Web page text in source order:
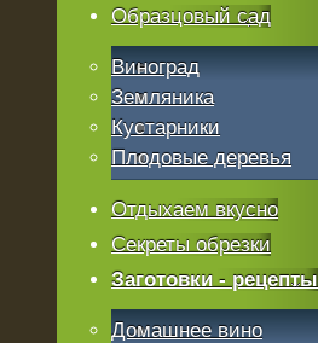
Образцовый сад
Виноград
Земляника
Кустарники
Плодовые деревья
Отдыхаем вкусно
Секреты обрезки
Заготовки - рецепты
Домашнее вино